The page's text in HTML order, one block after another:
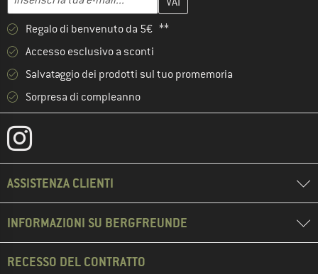
Regalo di benvenuto da 5€ **
Accesso esclusivo a sconti
Salvataggio dei prodotti sul tuo promemoria
Sorpresa di compleanno
ASSISTENZA CLIENTI
INFORMAZIONI SU BERGFREUNDE
RECESSO DEL CONTRATTO